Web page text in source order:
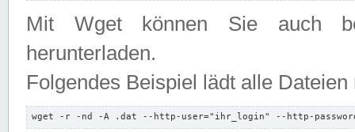
Mit Wget können Sie auch
herunterladen.
Folgendes Beispiel lädt alle
wget -r -nd -A .dat --http-user="ihr_login" --http-